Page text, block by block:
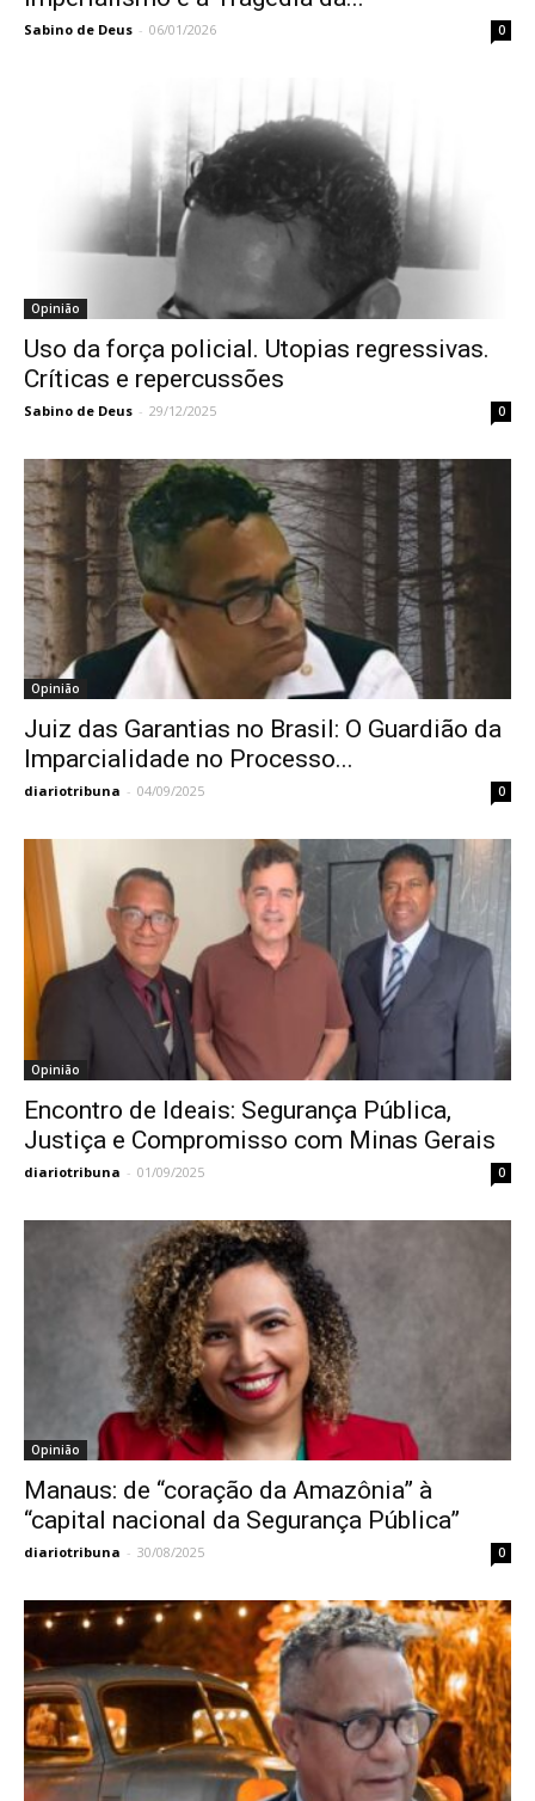
Sabino de Deus - 06/01/2026 0
Opinião
Uso da força policial. Utopias regressivas.
Críticas e repercussões
Sabino de Deus - 29/12/2025 0
Opinião
Juiz das Garantias no Brasil: O Guardião da
Imparcialidade no Processo...
diariotribuna - 04/09/2025 0
Opinião
Encontro de Ideais: Segurança Pública,
Justiça e Compromisso com Minas Gerais
diariotribuna - 01/09/2025 0
Opinião
Manaus: de “coração da Amazônia” à
“capital nacional da Segurança Pública”
diariotribuna - 30/08/2025 0